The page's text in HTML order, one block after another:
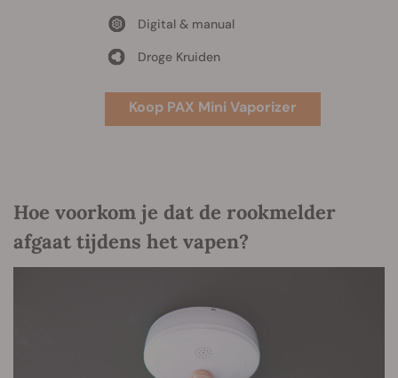
Digital & manual
Droge Kruiden
Koop PAX Mini Vaporizer
Hoe voorkom je dat de rookmelder
afgaat tijdens het vapen?